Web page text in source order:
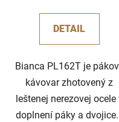
DETAIL
Bianca PL162T je
kávovar zhotovený z
leštenej nerezovej ocele
doplnení páky a